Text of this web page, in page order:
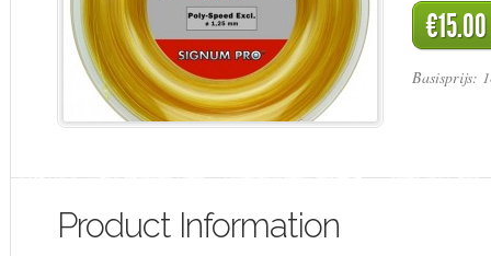
€15.00
Basisprijs:
Product Information